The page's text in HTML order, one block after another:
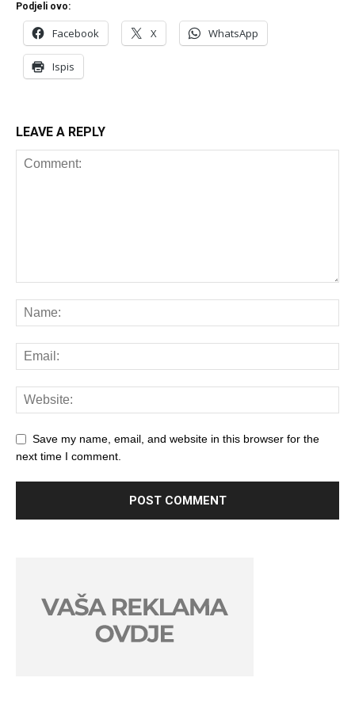
Podjeli ovo:
Facebook X WhatsApp
Ispis
LEAVE A REPLY
Save my name, email, and website in this browser for the
next time I comment.